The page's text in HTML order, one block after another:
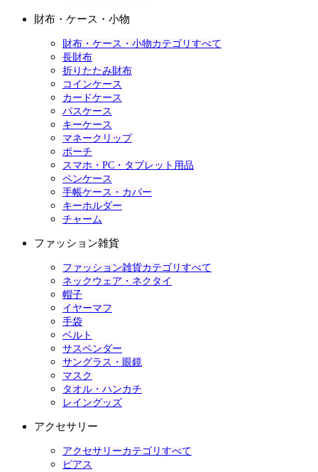
財布・ケース・小物
財布・ケース・小物カテゴリすべて
長財布
折りたたみ財布
コインケース
カードケース
パスケース
キーケース
マネークリップ
ポーチ
スマホ・PC・タブレット用品
ペンケース
手帳ケース・カバー
キーホルダー
チャーム
ファッション雑貨
ファッション雑貨カテゴリすべて
ネックウェア・ネクタイ
帽子
イヤーマフ
手袋
ベルト
サスペンダー
サングラス・眼鏡
マスク
タオル・ハンカチ
レイングッズ
アクセサリー
アクセサリーカテゴリすべて
ピアス